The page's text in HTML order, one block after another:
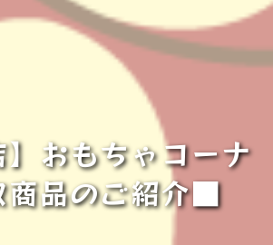
】おもちゃコーナ
商品のご紹介■